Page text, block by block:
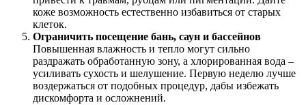
коже возможность естественно избавиться от старых
клеток.
Ограничить посещение бань, саун и бассейнов
Повышенная влажность и тепло могут сильно
раздражать обработанную зону, а хлорированная вода –
усиливать сухость и шелушение. Первую неделю лучше
воздержаться от подобных процедур, дабы избежать
дискомфорта и осложнений.